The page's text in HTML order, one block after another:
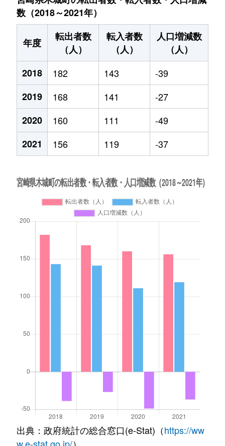
数（2018～2021年）
年度
転出者数
（人）
転入者数
（人）
人口増減数
（人）
2018
182 143
-39
2019
168 141
-27
2020
160 111
-49
2021
156 119 -37
出典：政府統計の総合窓口(e-Stat)（https://ww
w.e-stat.go.jp/）